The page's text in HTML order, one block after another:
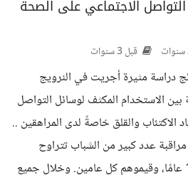
الاجتماعي على الصحة
قبل 3 سنوات
دراسة مثيرة أجريت في النرويج
الاستخدام المكثف لوسائل التواصل
الاكتئاب والقلق خاصةً لدى المراهقين ..
عدد كبير من الشباب تتراوح
أعمارهم بين 10 لــ 16 عامًا، وقيموهم كل عامين. وخلال جميع